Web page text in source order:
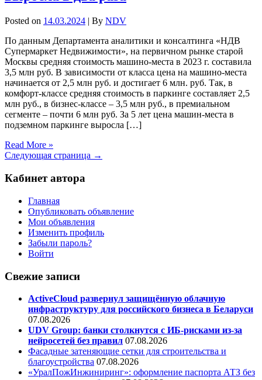
Posted on 14.03.2024 | By NDV
По данным Департамента аналитики и консалтинга «НДВ
Супермаркет Недвижимости», на первичном рынке старой
Москвы средняя стоимость машино-места в 2023 г. составила
3,5 млн руб. В зависимости от класса цена на машино-места
начинается от 2,5 млн руб. и достигает 6 млн. руб. Так, в
комфорт-классе средняя стоимость в паркинге составляет 2,5
млн руб., в бизнес-классе – 3,5 млн руб., в премиальном
сегменте – почти 6 млн руб. За 5 лет цена машин-места в
подземном паркинге выросла […]
Read More »
Следующая страница →
Кабинет автора
Главная
Опубликовать объявление
Мои объявления
Изменить профиль
Забыли пароль?
Войти
Свежие записи
ActiveCloud развернул защищённую облачную
инфраструктуру для российского бизнеса в Беларуси
07.08.2026
UDV Group: банки столкнутся с ИБ-рисками из-за
нейросетей без правил 07.08.2026
Фасадные затеняющие сетки для строительства и
благоустройства 07.08.2026
«УралПожИнжиниринг»: оформление паспорта АТЗ без